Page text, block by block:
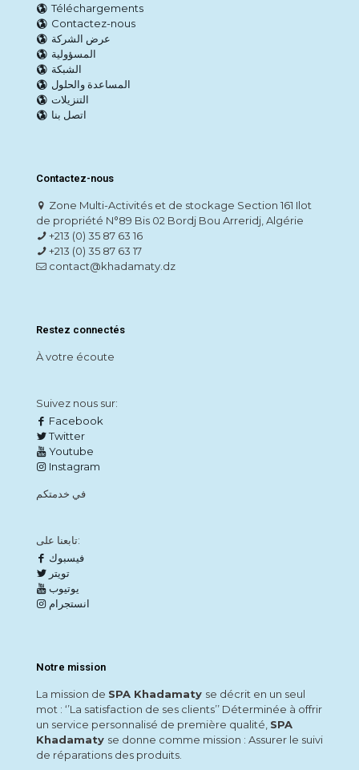
Téléchargements
Contactez-nous
عرض الشركة
المسؤولية
الشبكة
المساعدة والحلول
التنزيلات
اتصل بنا
Contactez-nous
Zone Multi-Activités et de stockage Section 161 Ilot
de propriété N°89 Bis 02 Bordj Bou Arreridj, Algérie
+213 (0) 35 87 63 16
+213 (0) 35 87 63 17
contact@khadamaty.dz
Restez connectés
À votre écoute
Suivez nous sur:
Facebook
Twitter
Youtube
Instagram
في خدمتكم
تابعنا على:
فيسبوك
تويتر
يوتيوب
انستجرام
Notre mission
La mission de SPA Khadamaty se décrit en un seul
mot : ‘’La satisfaction de ses clients’’ Déterminée à offrir
un service personnalisé de première qualité, SPA
Khadamaty se donne comme mission : Assurer le suivi
de réparations des produits.